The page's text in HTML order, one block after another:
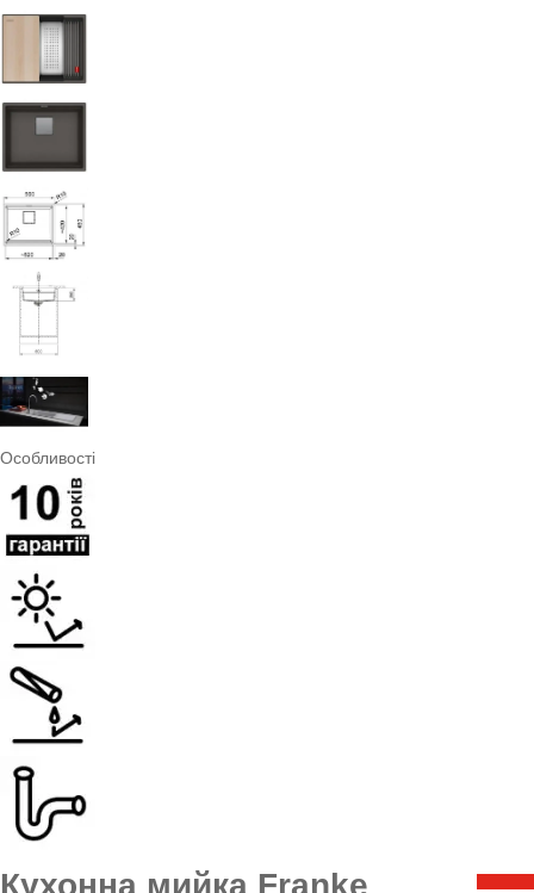
Особливості
Кухонна мийка Franke